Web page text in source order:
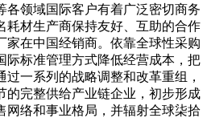
各领域国际客户有着广泛密切商务
耗材生产商保持友好、互助的合作
家在中国经销商。依靠全球性采购
际标准管理方式降低经营成本，把
一系列的战略调整和改革重组，
的完整供给产业链企业，初步形成
网络和事业格局，并辐射全球柒拾